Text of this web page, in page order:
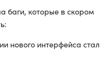
баги, которые в скором
нового интерфейса стал